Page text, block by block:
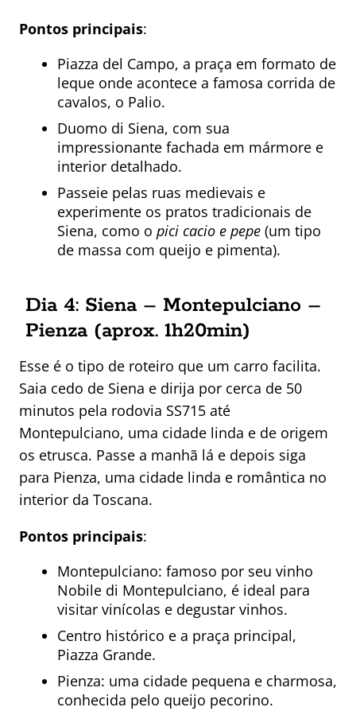
Pontos principais:
Piazza del Campo, a praça em formato de
leque onde acontece a famosa corrida de
cavalos, o Palio.
Duomo di Siena, com sua
impressionante fachada em mármore e
interior detalhado.
Passeie pelas ruas medievais e
experimente os pratos tradicionais de
Siena, como o pici cacio e pepe (um tipo
de massa com queijo e pimenta).
Dia 4: Siena – Montepulciano –
Pienza (aprox. 1h20min)
Esse é o tipo de roteiro que um carro facilita.
Saia cedo de Siena e dirija por cerca de 50
minutos pela rodovia SS715 até
Montepulciano, uma cidade linda e de origem
os etrusca. Passe a manhã lá e depois siga
para Pienza, uma cidade linda e romântica no
interior da Toscana.
Pontos principais:
Montepulciano: famoso por seu vinho
Nobile di Montepulciano, é ideal para
visitar vinícolas e degustar vinhos.
Centro histórico e a praça principal,
Piazza Grande.
Pienza: uma cidade pequena e charmosa,
conhecida pelo queijo pecorino.